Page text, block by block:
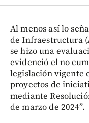
Al menos así lo
de Infraestructura
se hizo una
evidenció el no
legislación vigente
proyectos de
mediante
de marzo de 2024”.